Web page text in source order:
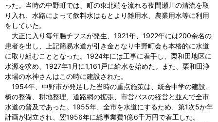
った。当時の中野町では、町の東北端を流れる夜間瀬川の清流を取
り入れ、水路によって飲料水はもとより雑用水、農業用水等に利用
をしていた。
大正に入り毎年腸チフスが発生、1921年、1922年には200余名の
患者を出し、上記簡易水道が引き金となり中野町会も本格的に水道
に取り組むこととなった。1924年には工事に着手し、栗和田地区に
水源を求め、1927年1月に1,161戸に給水を始めた。また、栗和田浄
水場の水神さんはこの時に建設された。
1954年、中野市が発足した当時の重点施策は、統合中学の建設、
橋の整備、耕地整理、道路網の拡張、市営バスの経営と並んで全市
水道の普及であった。1955年、全市を水道にするため、第1次5か年
計画が樹立され、翌1956年に総事業費1億6千万円で着工した。